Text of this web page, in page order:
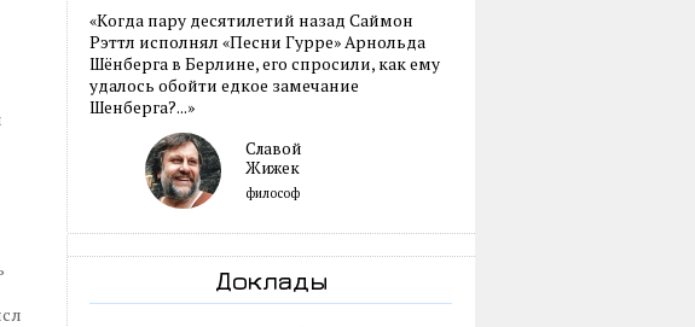
«Когда пару десятилетий назад Саймон
Рэттл исполнял «Песни Гурре» Арнольда
Шёнберга в Берлине, его спросили, как ему
удалось обойти едкое замечание
Шенберга?...»
Славой
Жижек
философ
Доклады